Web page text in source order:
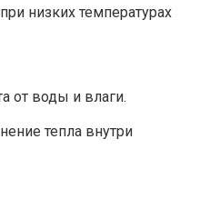
низких температурах
от воды и влаги.
тепла внутри